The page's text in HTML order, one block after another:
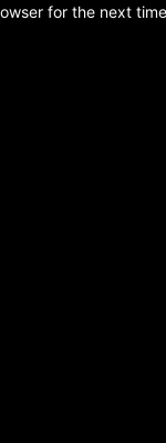
for the next